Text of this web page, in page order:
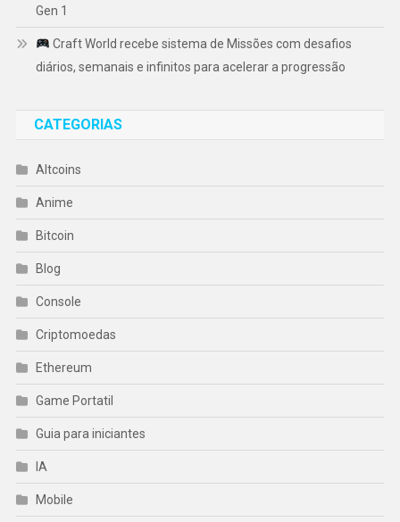
Gen 1
Craft World recebe sistema de Missões com desafios
diários, semanais e infinitos para acelerar a progressão
CATEGORIAS
Altcoins
Anime
Bitcoin
Blog
Console
Criptomoedas
Ethereum
Game Portatil
Guia para iniciantes
IA
Mobile